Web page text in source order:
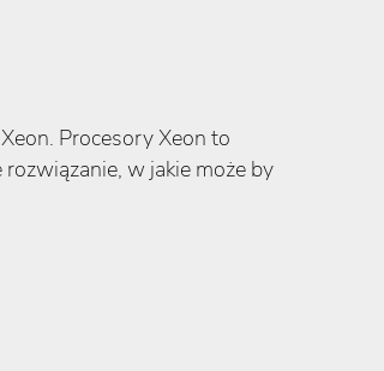
Procesory Xeon to
w jakie może by